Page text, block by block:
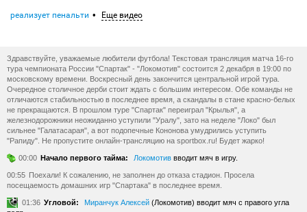
реализует пенальти Еще видео
Здравствуйте, уважаемые любители футбола! Текстовая трансляция матча 16-го
тура чемпионата России "Спартак" - "Локомотив" состоится 2 декабря в 19:00 по
московскому времени. Воскресный день закончится центральной игрой тура.
Очередное столичное дерби стоит ждать с большим интересом. Обе команды не
отличаются стабильностью в последнее время, а скандалы в стане красно-белых
не прекращаются. В прошлом туре "Спартак" переиграл "Крылья", а
железнодорожники неожиданно уступили "Уралу", зато на неделе "Локо" был
сильнее "Галатасарая", а вот подопечные Кононова умудрились уступить
"Рапиду". Не пропустите онлайн-трансляцию на sportbox.ru! Будет жарко!
00:00 Начало первого тайма: Локомотив вводит мяч в игру.
00:55 Поехали! К сожалению, не заполнен до отказа стадион. Просела
посещаемость домашних игр "Спартака" в последнее время.
01:36 Угловой: Миранчук Алексей (Локомотив) вводит мяч с правого угла